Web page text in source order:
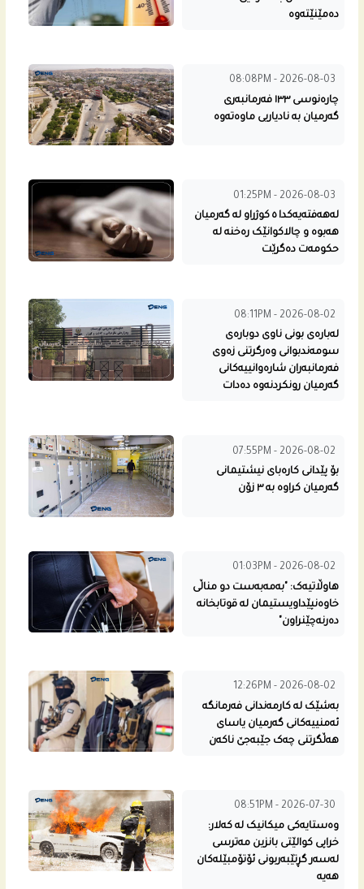
دەمێنێتەوە
08:08PM - 2026-08-03
چارەنوسی ١٣٣ فەرمانبەری
گەرمیان بە نادیاریی ماوەتەوە
01:25PM - 2026-08-03
لەهەفتەیەکدا ٥ کوژراو لە گەرمیان
هەبوە و چالاکوانێک رەخنە لە
حکومەت دەگرێت
08:11PM - 2026-08-02
لەبارەی بونی ناوی دوبارەی
سومەندبوانی وەرگرتنی زەوی
فەرمانبەران شارەوانییەکانی
گەرمیان رونکردنەوە دەدات
07:55PM - 2026-08-02
بۆ پێدانی کارەبای نیشتیمانی
گەرمیان کراوە بە ٣ زۆن
01:03PM - 2026-08-02
هاوڵاتیەک: "بەمەبەست دو مناڵی
خاوەنپێداویستیمان لە قوتابخانە
دەرنەچێنراون"
12:26PM - 2026-08-02
بەشێک لە کارمەندانی فەرمانگە
ئەمنییەکانی گەرمیان یاسای
هەڵگرتنی چەک جێبەجێ ناکەن
08:51PM - 2026-07-30
وەستایەکی میکانیک لە کەلار:
خراپی کوالێتی بانزین مەترسی
لەسەر گڕتێبەربونی ئۆتۆمبێلەکان
هەیە